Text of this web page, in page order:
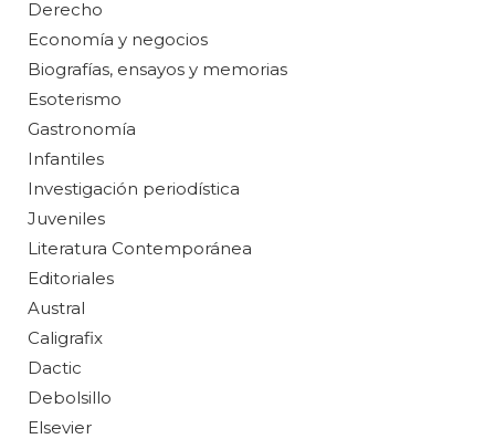
Derecho
Economía y negocios
Biografías, ensayos y memorias
Esoterismo
Gastronomía
Infantiles
Investigación periodística
Juveniles
Literatura Contemporánea
Editoriales
Austral
Caligrafix
Dactic
Debolsillo
Elsevier